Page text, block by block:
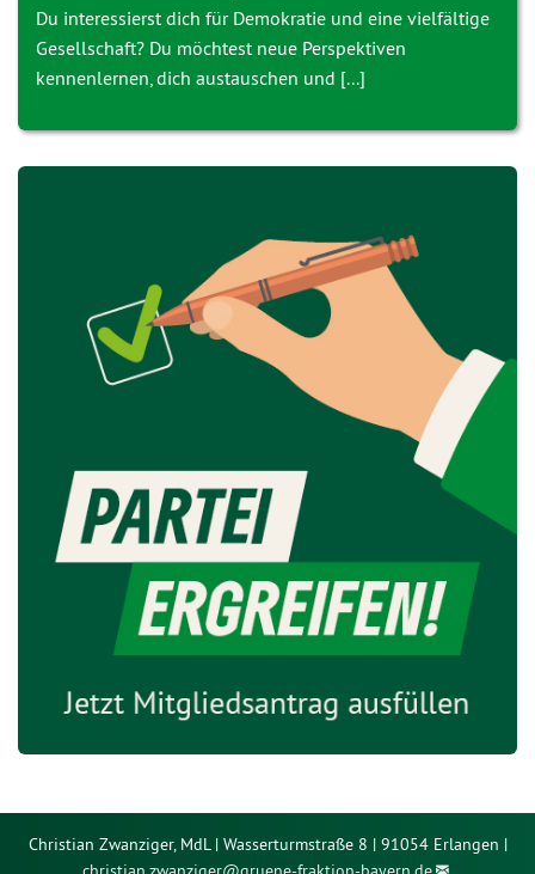
Du interessierst dich für Demokratie und eine vielfältige
Gesellschaft? Du möchtest neue Perspektiven
kennenlernen, dich austauschen und [...]
Christian Zwanziger, MdL | Wasserturmstraße 8 | 91054 Erlangen |